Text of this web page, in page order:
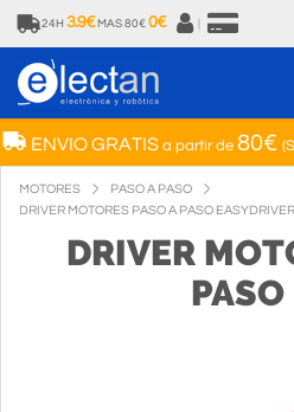
24H 3.9€ MAS 80€ 0€
ENVIO GRATISa partir de 80€
MOTORES
PASO A PASO
DRIVER MOTORES PASO A PASO EASYDRIVER
DRIVER